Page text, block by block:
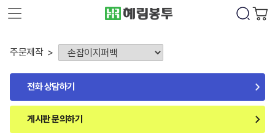
주문제작
전화 상담하기
게시판 문의하기